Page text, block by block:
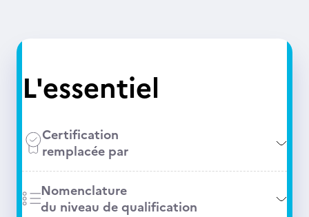
L'essentiel
Certification
remplacée par
Nomenclature
du niveau de qualification